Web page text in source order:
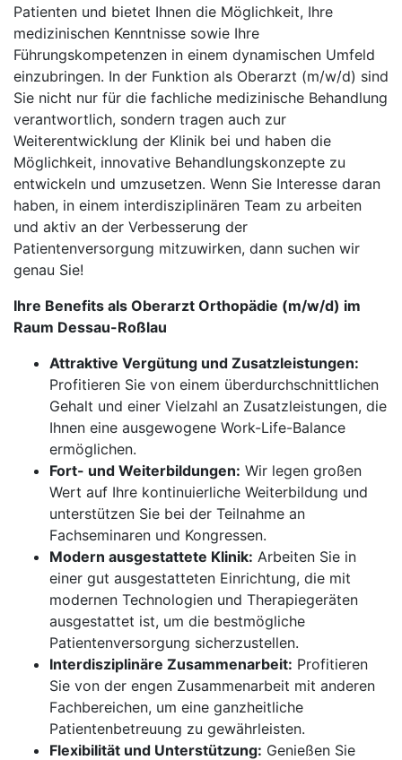
Patienten und bietet Ihnen die Möglichkeit, Ihre
medizinischen Kenntnisse sowie Ihre
Führungskompetenzen in einem dynamischen Umfeld
einzubringen. In der Funktion als Oberarzt (m/w/d) sind
Sie nicht nur für die fachliche medizinische Behandlung
verantwortlich, sondern tragen auch zur
Weiterentwicklung der Klinik bei und haben die
Möglichkeit, innovative Behandlungskonzepte zu
entwickeln und umzusetzen. Wenn Sie Interesse daran
haben, in einem interdisziplinären Team zu arbeiten
und aktiv an der Verbesserung der
Patientenversorgung mitzuwirken, dann suchen wir
genau Sie!
Ihre Benefits als Oberarzt Orthopädie (m/w/d) im
Raum Dessau-Roßlau
Attraktive Vergütung und Zusatzleistungen:
Profitieren Sie von einem überdurchschnittlichen
Gehalt und einer Vielzahl an Zusatzleistungen, die
Ihnen eine ausgewogene Work-Life-Balance
ermöglichen.
Fort- und Weiterbildungen: Wir legen großen
Wert auf Ihre kontinuierliche Weiterbildung und
unterstützen Sie bei der Teilnahme an
Fachseminaren und Kongressen.
Modern ausgestattete Klinik: Arbeiten Sie in
einer gut ausgestatteten Einrichtung, die mit
modernen Technologien und Therapiegeräten
ausgestattet ist, um die bestmögliche
Patientenversorgung sicherzustellen.
Interdisziplinäre Zusammenarbeit: Profitieren
Sie von der engen Zusammenarbeit mit anderen
Fachbereichen, um eine ganzheitliche
Patientenbetreuung zu gewährleisten.
Flexibilität und Unterstützung: Genießen Sie